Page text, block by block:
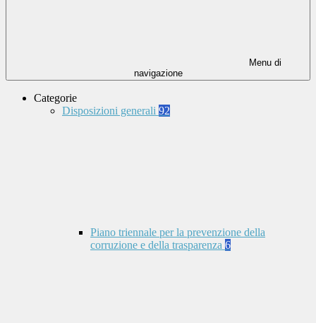
Menu di
navigazione
Categorie
Disposizioni generali 92
Piano triennale per la prevenzione della
corruzione e della trasparenza 6